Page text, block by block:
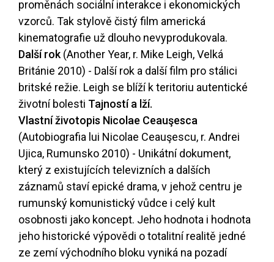
proměnách sociální interakce i ekonomických
vzorců. Tak stylově čistý film americká
kinematografie už dlouho nevyprodukovala.
Další rok(Another Year, r. Mike Leigh, Velká
Británie 2010) - Další rok a další film pro stálici
britské režie. Leigh se blíží k teritoriu autentické
životní bolesti Tajností a lží.
Vlastní životopis Nicolae Ceauşesca
(Autobiografia lui Nicolae Ceauşescu, r. Andrei
Ujica, Rumunsko 2010) - Unikátní dokument,
který z existujících televizních a dalších
záznamů staví epické drama, v jehož centru je
rumunský komunistický vůdce i celý kult
osobnosti jako koncept. Jeho hodnota i hodnota
jeho historické výpovědi o totalitní realitě jedné
ze zemí východního bloku vyniká na pozadí